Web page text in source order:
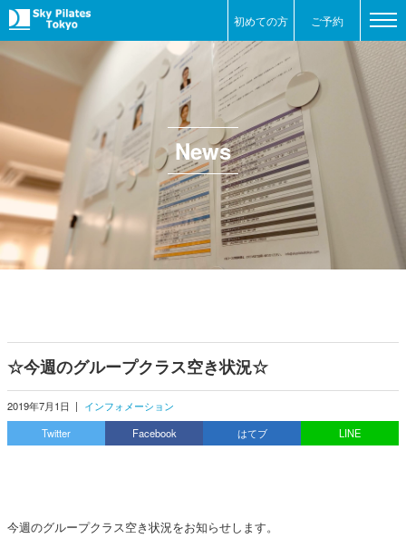
初めての方 ご予約
News
☆今週のグループクラス空き状況☆
2019年7月1日 | インフォメーション
Twitter
Facebook はてブ LINE
今週のグループクラス空き状況をお知らせします。